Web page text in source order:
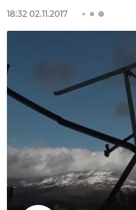
18:32 02.11.2017